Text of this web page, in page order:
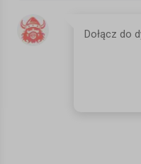
- useful links http://
Watch Polish Fourth